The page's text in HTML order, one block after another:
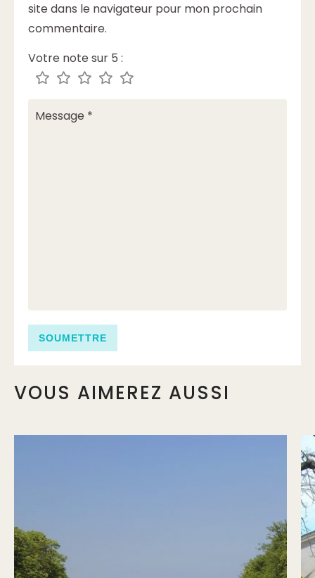
site dans le navigateur pour mon prochain
commentaire.
Votre note sur 5 :
VOUS AIMEREZ AUSSI